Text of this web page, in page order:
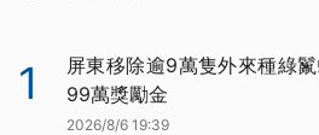
1
屏東移除逾9萬隻外來種綠
99萬獎勵金
2026/8/6 19:39